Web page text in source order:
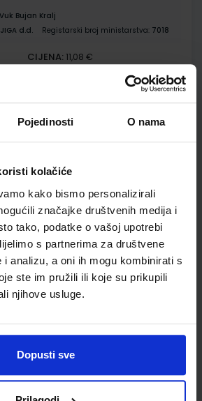
Pojedinosti O nama
kolačiće
kako bismo personalizirali
značajke društvenih medija i
tako, podatke o vašoj upotrebi
s partnerima za društvene
i analizu, a oni ih mogu kombinirati s
ste im pružili ili koje su prikupili
njihove usluge.
Dopusti sve
Bujan Kralj
d.d. Registarski broj ministarstva: 7018
CIJENA: 11,08 €
Bujan Kralj
d.d. Registarski broj ministarstva:7018-
CIJENA:13,60 €
Omot
škole
Madunić Kaniški Toni Rajković
d.d. Registarski broj ministarstva: